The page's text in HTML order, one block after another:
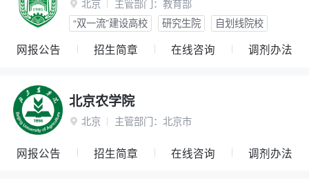
 北京 主管部门： 教育部
“双一流”建设高校
研究生院 自划线院校
网报公告 招生简章 在线咨询 调剂办法
北京农学院
 北京 主管部门： 北京市
网报公告 招生简章 在线咨询 调剂办法